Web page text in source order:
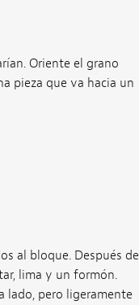
Oriente el grano
pieza que va hacia un
al bloque. Después de
lima y un formón.
lado, pero ligeramente